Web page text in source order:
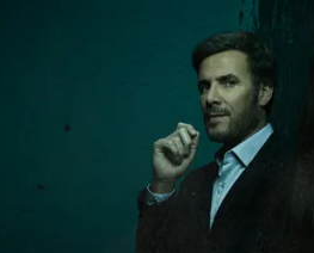
tiene dos hijas
impresionante. Sin
le resulta más difícil